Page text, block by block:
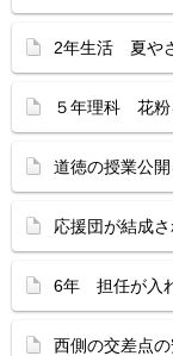
2年生活 夏や
５年理科 花粉
道徳の授業公
応援団が結成
6年 担任が入
西側の交差点